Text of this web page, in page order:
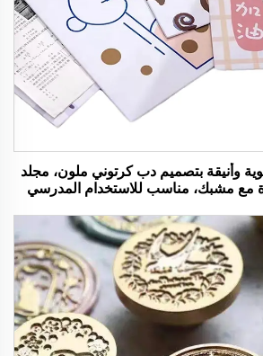
وأنيقة بتصميم دب كرتوني ملون، مجلد
مع مشبك، مناسب للاستخدام المدرسي